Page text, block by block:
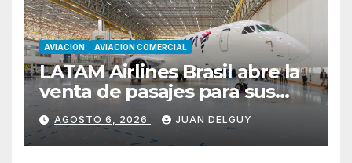
AVIACION AVIACION COMERCIAL
LATAM Airlines Brasil abre la
venta de pasajes para sus
nuevos Embraer E195-E2 y
anuncia la expansión de su
red
AGOSTO 6, 2026 JUAN DELGUY